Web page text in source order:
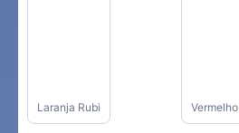
Laranja Rubi Vermelho